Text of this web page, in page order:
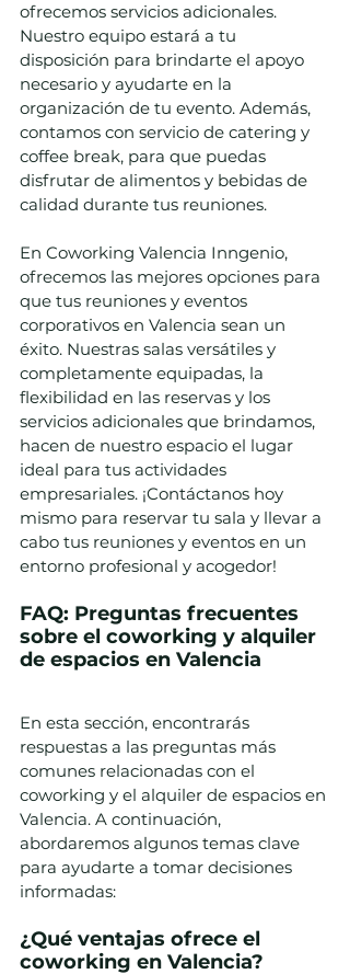
ofrecemos servicios adicionales.
Nuestro equipo estará a tu
disposición para brindarte el apoyo
necesario y ayudarte en la
organización de tu evento. Además,
contamos con servicio de catering y
coffee break, para que puedas
disfrutar de alimentos y bebidas de
calidad durante tus reuniones.
En Coworking Valencia Inngenio,
ofrecemos las mejores opciones para
que tus reuniones y eventos
corporativos en Valencia sean un
éxito. Nuestras salas versátiles y
completamente equipadas, la
flexibilidad en las reservas y los
servicios adicionales que brindamos,
hacen de nuestro espacio el lugar
ideal para tus actividades
empresariales. ¡Contáctanos hoy
mismo para reservar tu sala y llevar a
cabo tus reuniones y eventos en un
entorno profesional y acogedor!
FAQ: Preguntas frecuentes
sobre el coworking y alquiler
de espacios en Valencia
En esta sección, encontrarás
respuestas a las preguntas más
comunes relacionadas con el
coworking y el alquiler de espacios en
Valencia. A continuación,
abordaremos algunos temas clave
para ayudarte a tomar decisiones
informadas:
¿Qué ventajas ofrece el
coworking en Valencia?